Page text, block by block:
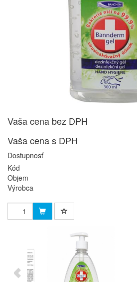
Vaša cena bez DPH
Vaša cena s DPH
Dostupnosť
Kód
Objem
Výrobca